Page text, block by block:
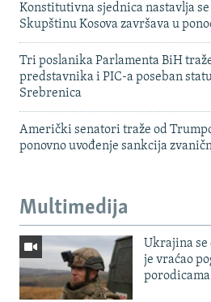
Konstitutivna sjednica nastavlja
Skupštinu Kosova završava u
Tri poslanika Parlamenta BiH
predstavnika i PIC-a poseban
Srebrenica
Američki senatori traže od
ponovno uvođenje sankcija
Multimedija
Ukrajina se
je vraćao
porodicama